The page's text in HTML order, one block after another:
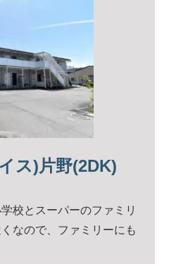
ス)片野(2DK)
校とスーパーのファミリ
なので、ファミリーにも